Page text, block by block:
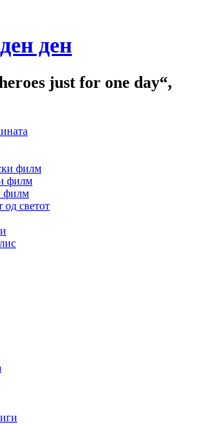
ден
just for one day“,
филм
филм
филм
од светот